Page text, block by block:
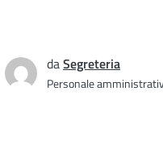
daSegreteria
Personale